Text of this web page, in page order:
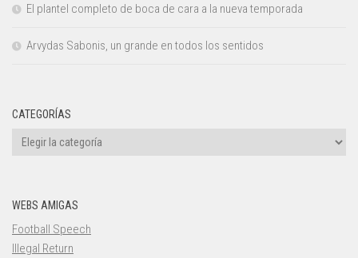
El plantel completo de boca de cara a la nueva temporada
Arvydas Sabonis, un grande en todos los sentidos
CATEGORÍAS
Categorías
WEBS AMIGAS
Football Speech
Illegal Return